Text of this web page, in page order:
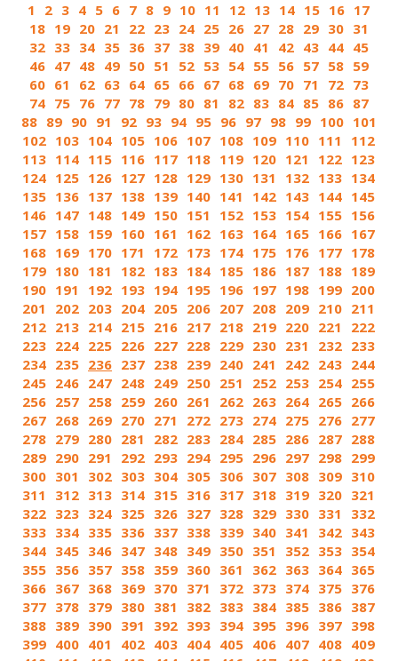
1 2 3 4 5 6 7 8 9 10 11 12 13 14 15 16 17
18 19 20 21 22 23 24 25 26 27 28 29 30 31
32 33 34 35 36 37 38 39 40 41 42 43 44 45
46 47 48 49 50 51 52 53 54 55 56 57 58 59
60 61 62 63 64 65 66 67 68 69 70 71 72 73
74 75 76 77 78 79 80 81 82 83 84 85 86 87
88 89 90 91 92 93 94 95 96 97 98 99 100 101
102 103 104 105 106 107 108 109 110 111
112
113 114 115 116 117 118 119 120 121 122 123
124 125 126 127 128 129 130 131 132 133 134
135 136 137 138 139 140 141 142 143 144 145
146 147 148 149 150 151 152 153 154 155 156
157 158 159 160 161 162 163 164 165 166 167
168 169 170 171 172 173 174 175 176 177 178
179 180 181 182 183 184 185 186 187 188 189
190 191 192 193 194 195 196 197 198 199 200
201
202 203 204 205 206 207 208 209 210 211
212 213 214 215 216 217 218 219 220 221
222
223 224 225 226 227 228 229 230 231 232 233
234 235 236 237 238 239 240 241 242 243 244
245 246 247 248 249 250 251 252 253 254 255
256 257 258 259 260 261 262 263 264 265 266
267 268 269 270 271 272 273 274 275 276 277
278 279 280 281 282 283 284 285 286 287 288
289 290 291 292 293 294 295 296 297 298 299
300 301 302 303 304 305 306 307 308 309 310
311
312 313 314 315 316 317 318 319 320 321
322 323 324 325 326 327 328 329 330 331
332
333 334 335 336 337 338 339 340 341 342 343
344 345 346 347 348 349 350 351 352 353 354
355 356 357 358 359 360 361 362 363 364 365
366 367 368 369 370 371 372 373 374 375 376
377 378 379 380 381 382 383 384 385 386 387
388 389 390 391 392 393 394 395 396 397 398
399 400 401 402 403 404 405 406 407 408 409